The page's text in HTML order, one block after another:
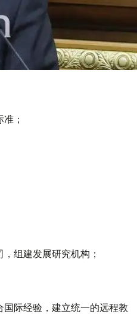
；
组建发展研究机构；
际经验，建立统一的远程教